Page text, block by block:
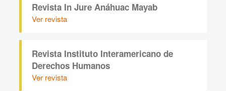
Revista In Jure Anáhuac Mayab
Ver revista
Revista Instituto Interamericano de
Derechos Humanos
Ver revista